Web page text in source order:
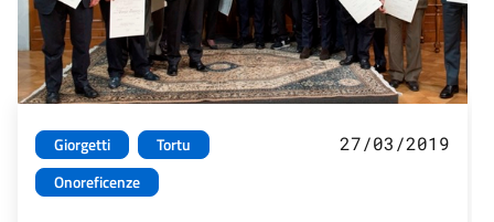
Giorgetti
Tortu
Onoreficenze
27/03/2019